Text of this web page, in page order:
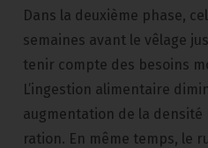
Dans la deuxième phase,
semaines avant le vêlage
tenir compte des besoins
L’ingestion alimentaire
augmentation de la
ration. En même temps, le